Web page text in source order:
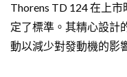
Thorens TD 124 在上
定了標準。其精心設計
動以減少對發動機的影